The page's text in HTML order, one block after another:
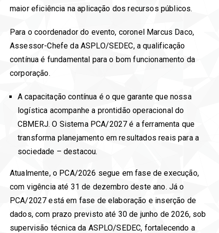
maior eficiência na aplicação dos recursos públicos.
Para o coordenador do evento, coronel Marcus Daco,
Assessor-Chefe da ASPLO/SEDEC, a qualificação
contínua é fundamental para o bom funcionamento da
corporação.
A capacitação contínua é o que garante que nossa
logística acompanhe a prontidão operacional do
CBMERJ. O Sistema PCA/2027 é a ferramenta que
transforma planejamento em resultados reais para a
sociedade – destacou.
Atualmente, o PCA/2026 segue em fase de execução,
com vigência até 31 de dezembro deste ano. Já o
PCA/2027 está em fase de elaboração e inserção de
dados, com prazo previsto até 30 de junho de 2026, sob
supervisão técnica da ASPLO/SEDEC, fortalecendo a